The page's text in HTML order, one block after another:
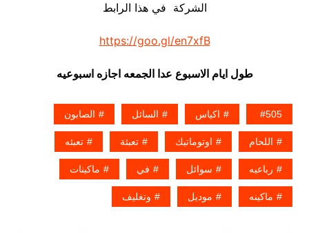
الشركة في هذا الرابط
https://goo.gl/en7xfB
طول ايام الاسبوع عدا الجمعه اجازه اسبوعيه
505 اكياس السائل الصابون
اللحام اوتوماتيك تعبئة تعبئه
رباعيه سوائل في ماكينات
ماكينه موديل وتغليف